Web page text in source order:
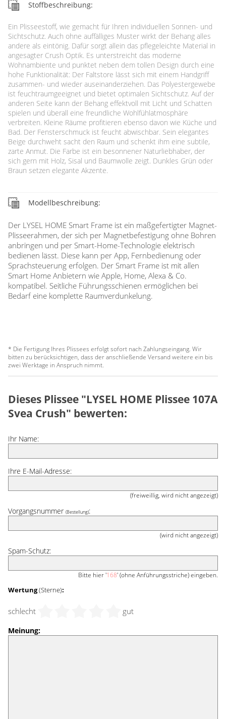
Stoffbeschreibung:
Ein Plisseestoff, wie gemacht für Ihren individuellen Sonnen- und
Sichtschutz. Auch ohne auffälliges Muster wirkt der Behang alles
andere als eintönig. Dafür sorgt allein das pflegeleichte Material in
angesagter Crush Optik. Es unterstreicht das moderne
Wohnambiente und punktet neben dem tollen Design durch eine
hohe Funktionalität: Der Faltstore lässt sich mit einem Handgriff
zusammen- und wieder auseinanderziehen. Das Polyestergewebe
ist feuchtraumgeeignet und bietet optimalen Sichtschutz. Auf der
anderen Seite kann der Behang effektvoll mit Licht und Schatten
spielen und überall eine freundliche Wohlfühlatmosphäre
verbreiten. Kleine Räume profitieren ebenso davon wie Küche und
Bad. Der Fensterschmuck ist feucht abwischbar. Sein elegantes
Beige durchweht sacht den Raum und schenkt ihm eine subtile,
zarte Anmut. Die Farbe ist ein besonnener Naturliebhaber, der
sich gern mit Holz, Sisal und Baumwolle zeigt. Dunkles Grün oder
Braun setzen elegante Akzente.
Modellbeschreibung:
Der LYSEL HOME Smart Frame ist ein maßgefertigter Magnet-
Plisseerahmen, der sich per Magnetbefestigung ohne Bohren
anbringen und per Smart-Home-Technologie elektrisch
bedienen lässt. Diese kann per App, Fernbedienung oder
Sprachsteuerung erfolgen. Der Smart Frame ist mit allen
Smart Home Anbietern wie Apple, Home, Alexa & Co.
kompatibel. Seitliche Führungsschienen ermöglichen bei
Bedarf eine komplette Raumverdunkelung.
* Die Fertigung Ihres Plissees erfolgt sofort nach Zahlungseingang. Wir
bitten zu berücksichtigen, dass der anschließende Versand weitere ein bis
zwei Werktage in Anspruch nimmt.
Dieses Plissee "LYSEL HOME Plissee 107A
Svea Crush" bewerten:
Ihr Name:
Ihre E-Mail-Adresse:
(freiweillig, wird nicht angezeigt)
Vorgangsnummer (Bestellung):
(wird nicht angezeigt)
Spam-Schutz:
Bitte hier '168' (ohne Anführungsstriche) eingeben.
Wertung(Sterne):
schlecht gut
Meinung: